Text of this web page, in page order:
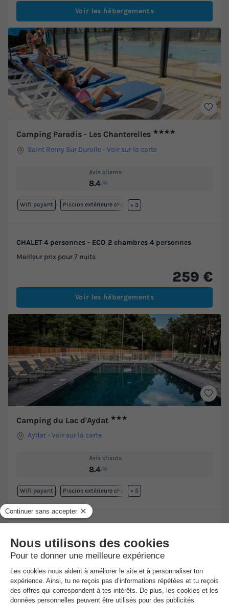
Voir les hébergements
Camping Paradis - Les Chanterelles ★★★★
Saint Remy Sur Durolle -Voir sur la carte
Avis clients
8.4/10
Wifi payant Piscine extérieure chauffée
+ 3
CHALET 4 personnes - ECO 2 chambres 4 personnes
Meilleur prix pour 7 nuits
259 €
Voir les hébergements
Camping du Lac d'Aydat ★★★
Aydat -Voir sur la carte
Avis clients
8.4/10
Wifi payant Piscine extérieure chauffée
+ 5
Voir les hébergements